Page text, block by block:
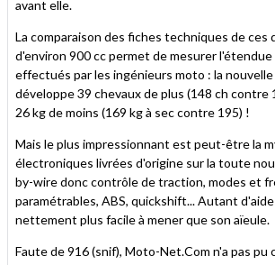
avant elle.
La comparaison des fiches techniques de ces
d'environ 900 cc permet de mesurer
effectués par les ingénieurs moto : la
développe 39 chevaux de plus (148 ch contre
26 kg de moins (169 kg à sec contre 195) !
Mais le plus impressionnant est peut-être la
électroniques livrées d'origine sur la toute
by-wire donc contrôle de traction, modes et
paramétrables, ABS, quickshift... Autant
nettement plus facile à mener que son aïeule.
Faute de 916 (snif), Moto-Net.Com n'a pas pu